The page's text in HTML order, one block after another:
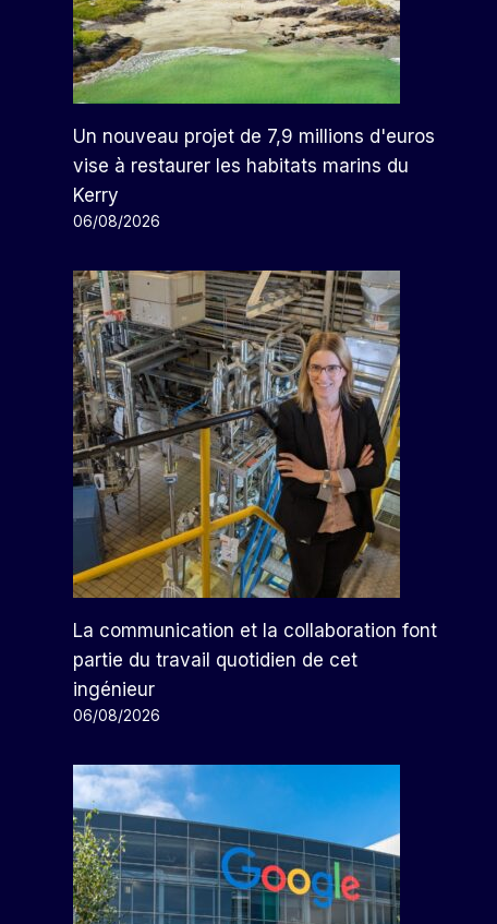
Un nouveau projet de 7,9 millions d'euros
vise à restaurer les habitats marins du
Kerry
06/08/2026
La communication et la collaboration font
partie du travail quotidien de cet
ingénieur
06/08/2026